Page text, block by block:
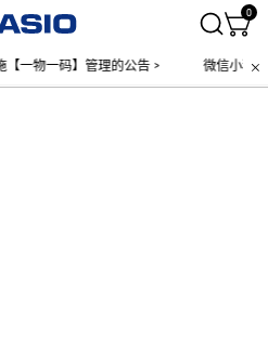
0
一物一码】管理的公告 > 微信小程